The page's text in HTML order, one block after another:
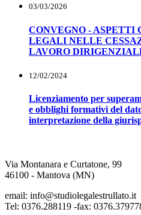
03/03/2026
CONVEGNO - ASPETTI
LEGALI NELLE
LAVORO
12/02/2024
Licenziamento per
e obblighi formativi del
interpretazione della
Via Montanara e Curtatone, 99
46100 - Mantova (MN)
email: info@studiolegalestrullato.it
Tel: 0376.288119 -fax: